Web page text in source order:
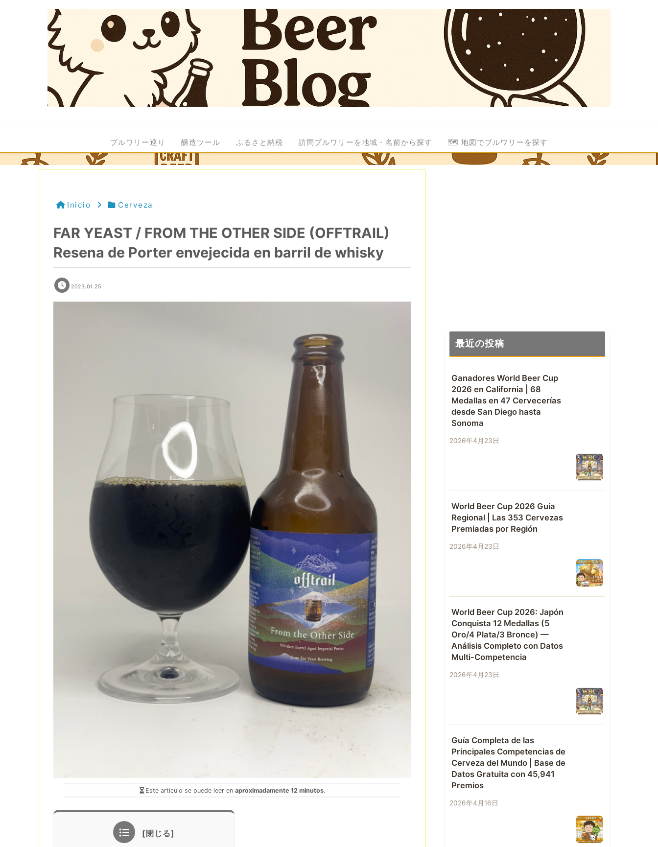
ブルワリー巡り 醸造ツール ふるさと納税 訪問ブルワリーを地域・名前から探す 🗺️ 地図でブルワリーを探す
Inicio Cerveza
FAR YEAST / FROM THE OTHER SIDE (OFFTRAIL)
Resena de Porter envejecida en barril de whisky
2023.01.25
Este artículo se puede leer en aproximadamente 12 minutos.
最近の投稿
Ganadores World Beer Cup
2026 en California | 68
Medallas en 47 Cervecerías
desde San Diego hasta
Sonoma
2026年4月23日
World Beer Cup 2026 Guía
Regional | Las 353 Cervezas
Premiadas por Región
2026年4月23日
World Beer Cup 2026: Japón
Conquista 12 Medallas (5
Oro/4 Plata/3 Bronce) —
Análisis Completo con Datos
Multi-Competencia
2026年4月23日
Guía Completa de las
Principales Competencias de
Cerveza del Mundo | Base de
Datos Gratuita con 45,941
Premios
2026年4月16日